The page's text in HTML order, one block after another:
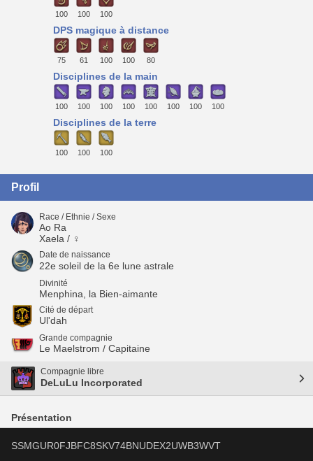
100 100 100
DPS magique à distance
75 61 100 100 80
Disciplines de la main
100 100 100 100 100 100 100 100
Disciplines de la terre
100 100 100
Profil
Race / Ethnie / Sexe
Ao Ra
Xaela / ♀
Date de naissance
22e soleil de la 6e lune astrale
Divinité
Menphina, la Bien-aimante
Cité de départ
Ul'dah
Grande compagnie
Le Maelstrom / Capitaine
Compagnie libre
DeLuLu Incorporated
Présentation
SSMGUR0FJBFC8SKV74BNUDEX2UWB3WVT